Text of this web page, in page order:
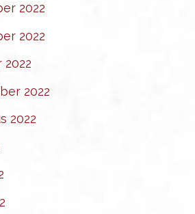
2022
2022
2022
2022